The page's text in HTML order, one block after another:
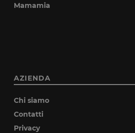
Mamamia
AZIENDA
Chi siamo
Contatti
Privacy